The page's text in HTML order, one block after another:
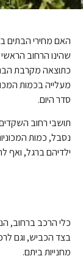
האם מחירי הבתים
שהינו הרחוב
כתוצאה מקרבת
מעלייה בכמות
סדר היום.
תושבי רחוב
נסבל, כמות
ילדיהם ברגל, ואף
כלי הרכב ברחוב,
בצד הכביש, וגם
מחנייות ביתם.